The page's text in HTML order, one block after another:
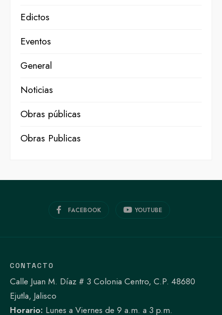
Edictos
Eventos
General
Noticias
Obras públicas
Obras Publicas
FACEBOOK YOUTUBE
CONTACTO
Calle Juan M. Díaz # 3 Colonia Centro, C.P. 48680
Ejutla, Jalisco
Horario: Lunes a Viernes de 9 a.m. a 3 p.m.